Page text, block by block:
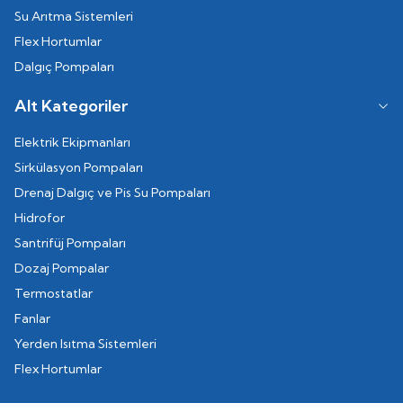
Su Arıtma Sistemleri
Flex Hortumlar
Dalgıç Pompaları
Alt Kategoriler
Elektrik Ekipmanları
Sirkülasyon Pompaları
Drenaj Dalgıç ve Pis Su Pompaları
Hidrofor
Santrifüj Pompaları
Dozaj Pompalar
Termostatlar
Fanlar
Yerden Isıtma Sistemleri
Flex Hortumlar